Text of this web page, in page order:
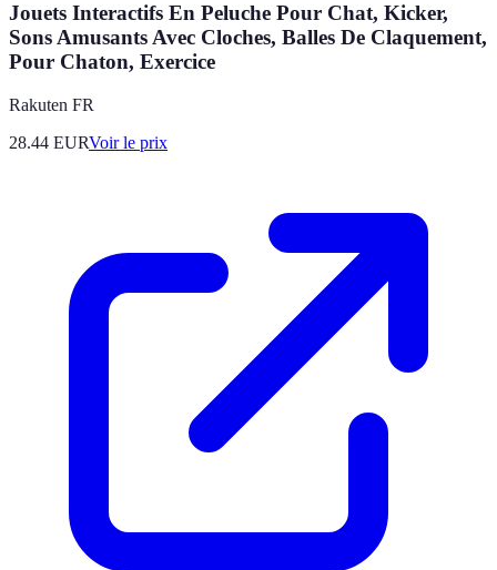
Jouets Interactifs En Peluche Pour Chat, Kicker,
Sons Amusants Avec Cloches, Balles De Claquement,
Pour Chaton, Exercice
Rakuten FR
28.44 EURVoir le prix